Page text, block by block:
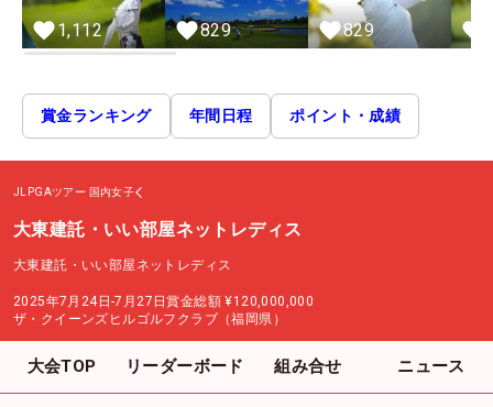
1,112 829 829
賞金ランキング 年間日程 ポイント・成績
JLPGAツアー 国内女子
大東建託・いい部屋ネットレディス
大東建託・いい部屋ネットレディス
2025年7月24日-7月27日賞金総額 ¥120,000,000
ザ・クイーンズヒルゴルフクラブ（福岡県）
大会TOP リーダーボード 組み合せ ニュース